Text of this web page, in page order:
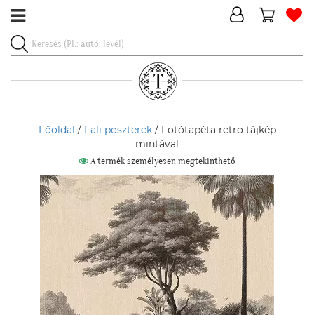
Főoldal / Fali poszterek/ Fotótapéta retro tájkép
mintával
A termék személyesen megtekinthető